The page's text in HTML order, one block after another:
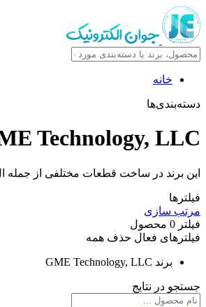
خانه
دسته‌بندی‌ها
Technology, LLC
این برند در ساخت قطعات مختلفی از جمله
فیلترها
مرتب سازی
فیلتر 0 محصول
فیلترهای فعال حذف همه
برند GME Technology, LLC
جستجو در نتایج